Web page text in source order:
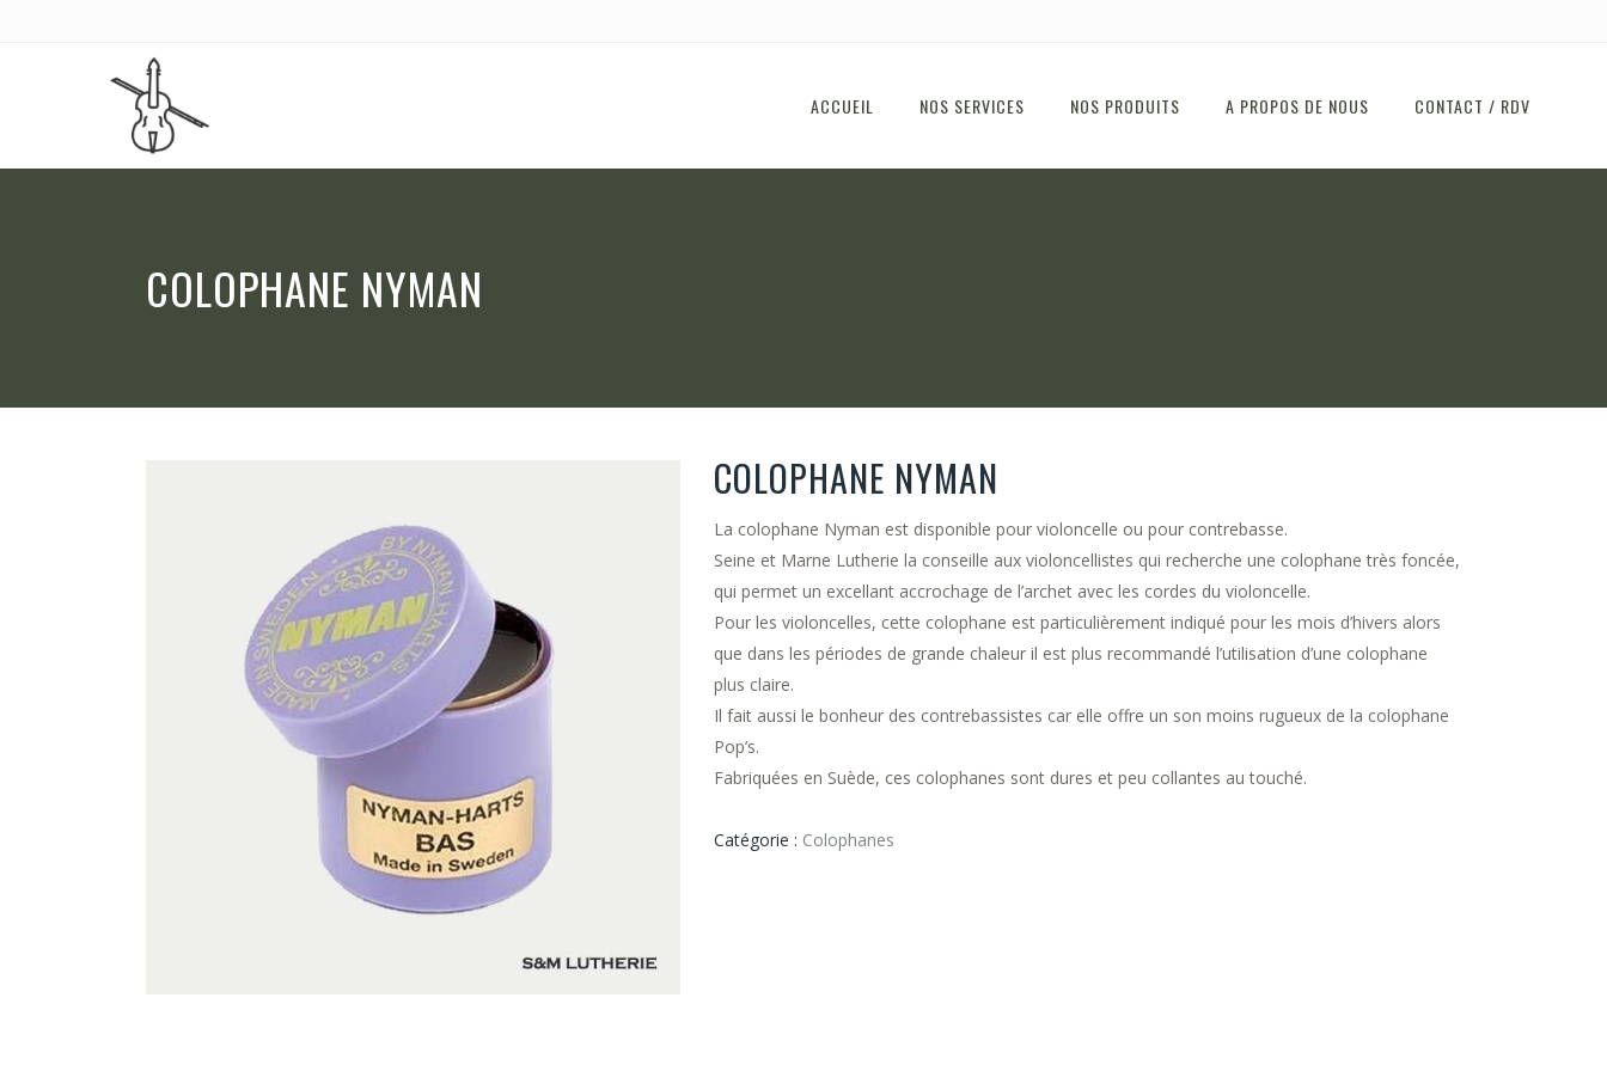
ACCUEIL NOS SERVICES NOS PRODUITS A PROPOS DE NOUS CONTACT / RDV
COLOPHANE NYMAN
COLOPHANE NYMAN
La colophane Nyman est disponible pour violoncelle ou pour contrebasse.
Seine et Marne Lutherie la conseille aux violoncellistes qui recherche une colophane très foncée,
qui permet un excellant accrochage de l’archet avec les cordes du violoncelle.
Pour les violoncelles, cette colophane est particulièrement indiqué pour les mois d’hivers alors
que dans les périodes de grande chaleur il est plus recommandé l’utilisation d’une colophane
plus claire.
Il fait aussi le bonheur des contrebassistes car elle offre un son moins rugueux de la colophane
Pop’s.
Fabriquées en Suède, ces colophanes sont dures et peu collantes au touché.
Catégorie : Colophanes